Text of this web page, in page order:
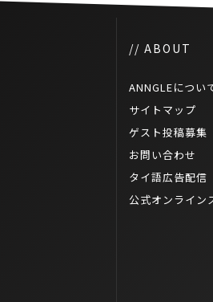
// ABOUT
ANNGLEについ
サイトマップ
ゲスト投稿募集
お問い合わせ
タイ語広告配信
公式オンライン